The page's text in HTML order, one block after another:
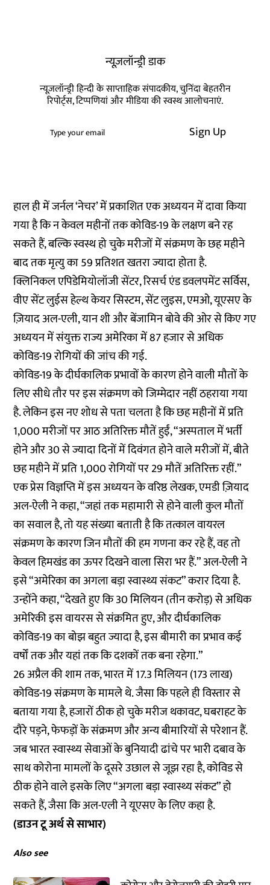
न्यूज़लॉन्ड्री डाक
न्यूज़लॉन्ड्री हिन्दी के साप्ताहिक संपादकीय, चुनिंदा बेहतरीन
रिपोर्ट्स, टिप्पणियां और मीडिया की स्वस्थ आलोचनाएं.
Sign Up
हाल ही में जर्नल‘नेचर’ में प्रकाशितएक अध्ययन में दावा किया
गया है कि न केवल महीनों तक कोविड-19 के लक्षण बने रह
सकते हैं, बल्कि स्वस्थ हो चुके मरीजों में संक्रमण के छह महीने
बाद तक मृत्यु का 59 प्रतिशत खतरा ज्यादा होता है.
क्लिनिकल एपिडेमियोलॉजी सेंटर, रिसर्च एंड डवलपमेंट सर्विस,
वीए सेंट लुईस हेल्थ केयर सिस्टम, सेंट लुइस, एमओ, यूएसए के
ज़ियाद अल-एली, यान शी और बेंजामिन बोवे की ओर से किए गए
अध्ययन में संयुक्त राज्य अमेरिका में 87 हजार से अधिक
कोविड-19 रोगियों की जांच की गई.
कोविड-19 के दीर्घकालिक प्रभावों के कारण होने वाली मौतों के
लिए सीधे तौर पर इस संक्रमण को जिम्मेदार नहीं ठहराया गया
है. लेकिन इस नए शोध से पता चलता है कि छह महीनों में प्रति
1,000 मरीजों पर आठ अतिरिक्त मौतें हुईं, “अस्पताल में भर्ती
होने और 30 से ज्यादा दिनों में दिवंगत होने वाले मरीजों में, बीते
छह महीने में प्रति 1,000 रोगियों पर 29 मौतें अतिरिक्त रहीं.”
एक प्रेस विज्ञप्ति में इस अध्ययन के वरिष्ठ लेखक, एमडी ज़ियाद
अल-ऐली ने कहा, “जहां तक महामारी से होने वाली कुल मौतों
का सवाल है, तो यह संख्या बताती है कि तत्काल वायरल
संक्रमण के कारण जिन मौतों की हम गणना कर रहे हैं, वह तो
केवल हिमखंड का ऊपर दिखने वाला सिरा भर हैं.” अल-ऐली ने
इसे “अमेरिका का अगला बड़ा स्वास्थ्य संकट” करार दिया है.
उन्होंने कहा, “देखते हुए कि 30 मिलियन (तीन करोड़) से अधिक
अमेरिकी इस वायरस से संक्रमित हुए, और दीर्घकालिक
कोविड-19 का बोझ बहुत ज्यादा है, इस बीमारी का प्रभाव कई
वर्षों तक और यहां तक कि दशकों तक बना रहेगा.”
26 अप्रैल की शाम तक, भारत में 17.3 मिलियन (173 लाख)
कोविड-19 संक्रमण के मामले थे. जैसा कि पहले ही विस्तार से
बताया गया है, हजारों ठीक हो चुके मरीज थकावट, घबराहट के
दौरे पड़ने, फेफड़ों के संक्रमण और अन्य बीमारियों से परेशान हैं.
जब भारत स्वास्थ्य सेवाओं के बुनियादी ढांचे पर भारी दबाव के
साथ कोरोना मामलों के दूसरे उछाल से जूझ रहा है, कोविड से
ठीक होने वाले इसके लिए “अगला बड़ा स्वास्थ्य संकट” हो
सकते हैं, जैसा कि अल-एली ने यूएसए के लिए कहा है.
(डाउन टू अर्थ से साभार)
Also see